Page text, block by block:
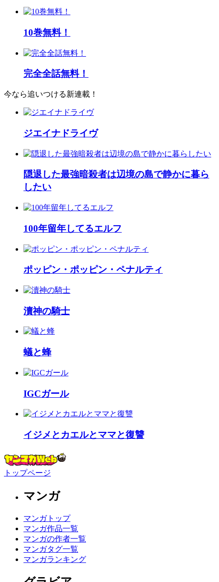
10巻無料！
完全全話無料！
今なら追いつける新連載！
ジエイナドライヴ
隠退した最強暗殺者は辺境の島で静かに暮ら
したい
100年留年してるエルフ
ポッピン・ポッピン・ペナルティ
瀆神の騎士
蟻と蜂
IGCガール
イジメとカエルとママと復讐
トップページ
マンガ
マンガトップ
マンガ作品一覧
マンガの作者一覧
マンガタグ一覧
マンガランキング